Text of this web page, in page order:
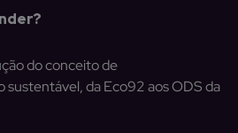
do conceito de
sustentável, da Eco92 aos ODS da